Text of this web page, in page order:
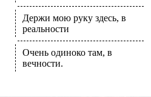
Держи мою руку здесь, в
реальности
Очень одиноко там, в
вечности.